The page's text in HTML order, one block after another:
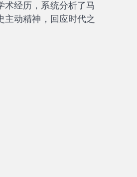
术经历，系统分析了马
主动精神，回应时代之